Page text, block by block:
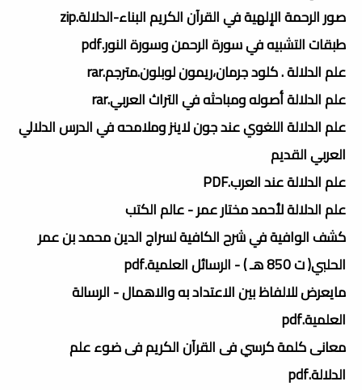
صور الرحمة الإلهية في القرآن الكريم البناء-الدلالة.zip
طبقات التشبيه في سورة الرحمن وسورة النور.pdf
علم الدلالة . كلود جرمان،ريمون لوبلون.مترجم.rar
علم الدلالة أصوله ومباحثه في التراث العربي.rar
علم الدلالة اللغوي عند جون لاينز وملامحه في الدرس الدلالي
العربي القديم
علم الدلالة عند العرب.PDF
علم الدلالة لأحمد مختار عمر - عالم الكتب
كشف الوافية في شرح الكافية لسراج الدين محمد بن عمر
الحلبي( ت 850 هـ ) - الرسائل العلمية.pdf
مايعرض للالفاظ بين الاعتداد به والاهمال - الرسالة
العلمية.pdf
معانى كلمة كرسي فى القرآن الكريم فى ضوء علم
الدلالة.pdf